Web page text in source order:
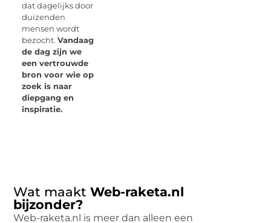
dat dagelijks door
duizenden
mensen wordt
bezocht. Vandaag
de dag zijn we
een vertrouwde
bron voor wie op
zoek is naar
diepgang en
inspiratie.
Wat maaktWeb-raketa.nl
bijzonder?
Web-raketa.nl is meer dan alleen een